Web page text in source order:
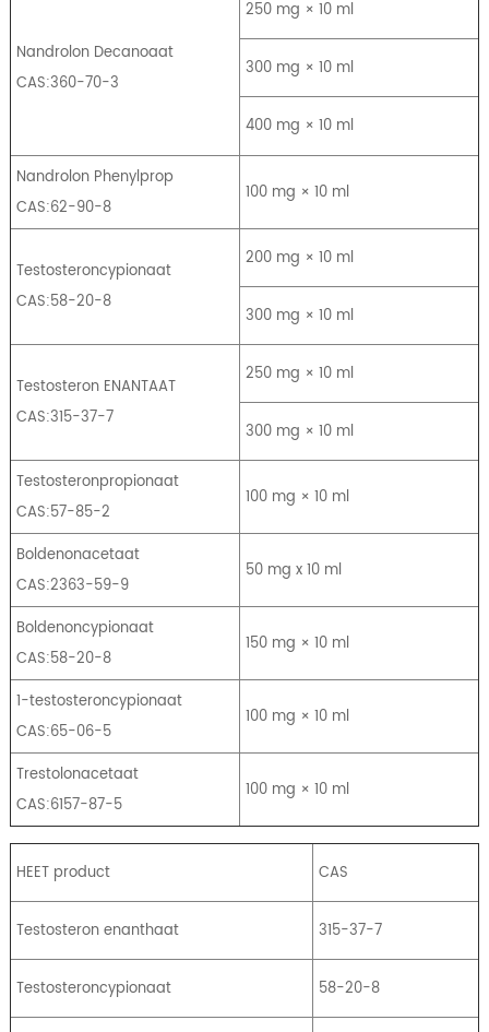
Nandrolon Decanoaat
CAS:360-70-3
250 mg × 10 ml
300 mg × 10 ml
400 mg × 10 ml
Nandrolon Phenylprop
CAS:62-90-8
100 mg × 10 ml
Testosteroncypionaat
CAS:58-20-8
200 mg × 10 ml
300 mg × 10 ml
Testosteron ENANTAAT
CAS:315-37-7
250 mg × 10 ml
300 mg × 10 ml
Testosteronpropionaat
CAS:57-85-2
100 mg × 10 ml
Boldenonacetaat
CAS:2363-59-9
50 mg x 10 ml
Boldenoncypionaat
CAS:58-20-8
150 mg × 10 ml
1-testosteroncypionaat
CAS:65-06-5
100 mg × 10 ml
Trestolonacetaat
CAS:6157-87-5
100 mg × 10 ml
HEET product CAS
Testosteron enanthaat 315-37-7
Testosteroncypionaat 58-20-8